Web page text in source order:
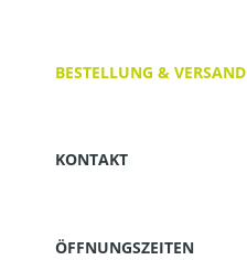
BESTELLUNG & VERSAND
KONTAKT
ÖFFNUNGSZEITEN